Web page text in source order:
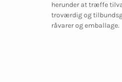
herunder at træffe
troværdig og
råvarer og emballage.